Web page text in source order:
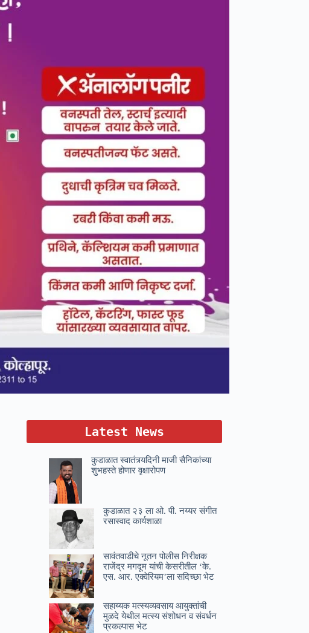
Latest News
कुडाळात स्वातंत्र्यदिनी माजी सैनिकांच्या
शुभहस्ते होणार वृक्षारोपण
कुडाळात २३ ला ओ. पी. नय्यर संगीत
रसास्वाद कार्यशाळा
सावंतवाडीचे नूतन पोलीस निरीक्षक
राजेंद्र मगदूम यांची केसरीतील ‘के.
एस. आर. एक्वेरियम’ला सदिच्छा भेट
सहाय्यक मत्स्यव्यवसाय आयुक्तांची
मुळदे येथील मत्स्य संशोधन व संवर्धन
प्रकल्पास भेट